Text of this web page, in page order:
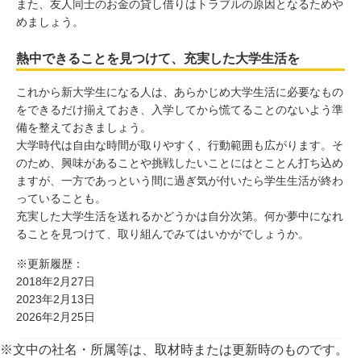
また、友人同士のお金の貸し借りはトラブルの原因となるためや
めましょう。
熱中できることを見つけて、充実した大学生活を
これから新大学生になる人は、あらかじめ大学生活に必要なもの
をできるだけ揃えておき、入学してから慌てることのないよう準
備を整えておきましょう。
大学時代は自由な時間が取りやすく、行動範囲も広がります。そ
のため、興味があることや挑戦したいことにはとことん打ち込め
ますが、一方であっという間に過ぎ気が付いたら学生生活が終わ
っていることも。
充実した大学生活を送れるかどうかは自分次第。何か夢中になれ
ることを見つけて、取り組んでみてはいかがでしょうか。
※更新履歴：
2018年2月27日
2023年2月13日
2026年2月25日
※文中の社名・所属等は、取材時または更新時のものです。